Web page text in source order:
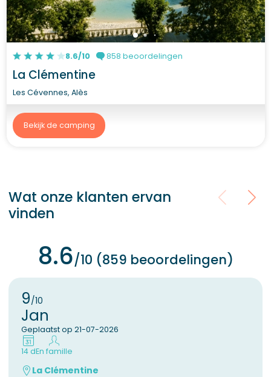
8.6/10 858 beoordelingen
La Clémentine
Les Cévennes, Alès
Bekijk de camping
Wat onze klanten ervan
vinden
8.6/10 (859 beoordelingen)
9/10
Jan
Geplaatst op 21-07-2026
14 dEn famille
La Clémentine